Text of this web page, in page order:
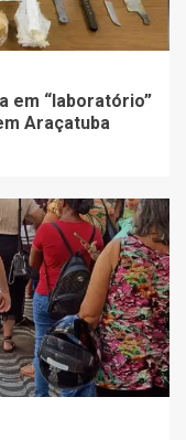
em “laboratório”
Araçatuba